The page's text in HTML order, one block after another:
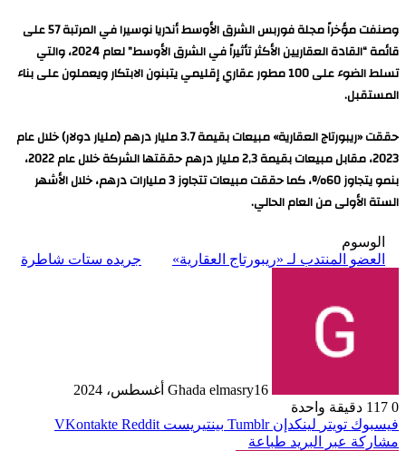
وصنفت مؤخراً مجلة فوربس الشرق الأوسط أندريا نوسيرا في المرتبة 57 على
قائمة “القادة العقاريين الأكثر تأثيراً في الشرق الأوسط” لعام 2024، والتي
تسلط الضوء على 100 مطور عقاري إقليمي يتبنون الابتكار ويعملون على بناء
المستقبل.
حققت «ريبورتاج العقارية» مبيعات بقيمة 3.7 مليار درهم (مليار دولار) خلال عام
2023، مقابل مبيعات بقيمة 2,3 مليار درهم حققتها الشركة خلال عام 2022،
بنمو يتجاوز 60%، كما حققت مبيعات تتجاوز 3 مليارات درهم، خلال الأشهر
الستة الأولى من العام الحالي.
الوسوم
العضو المنتدب لـ «ريبورتاج العقارية»
جريده ستات شاطرة
Ghada elmasry16 أغسطس، 2024
0
دقيقة واحدة
فيسبوك تويتر لينكدإن بينتيريست
مشاركة عبر البريد طباعة